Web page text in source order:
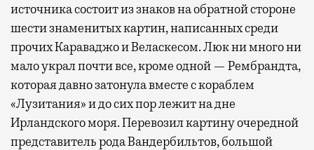
источника состоит из знаков на обратной стороне
шести знаменитых картин, написанных среди
прочих Караваджо и Веласкесом. Люк ни много ни
мало украл почти все, кроме одной — Рембрандта,
которая давно затонула вместе с кораблем
«Лузитания» и до сих пор лежит на дне
Ирландского моря. Перевозил картину очередной
представитель рода Вандербильтов, большой